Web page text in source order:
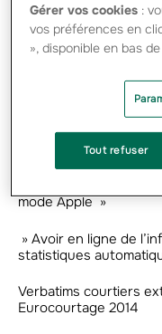
règlementaires et
franchit un nouveau
d’actions activé a
les travaux d’un
l’extranet avec ces
» Les courtiers
mode Apple »
» Avoir en ligne de
statistiques
Verbatims courtiers
Eurocourtage 2014
Gérer vos cookies :
vos préférences en
», disponible en bas
Tout refuser